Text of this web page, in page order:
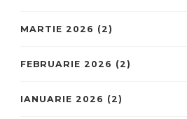
MARTIE 2026 (2)
FEBRUARIE 2026 (2)
IANUARIE 2026 (2)